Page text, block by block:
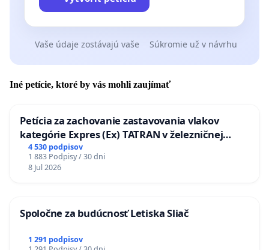
Vaše údaje zostávajú vaše Súkromie už v návrhu
Iné petície, ktoré by vás mohli zaujímať
Petícia za zachovanie zastavovania vlakov
kategórie Expres (Ex) TATRAN v železničnej
stanici Púchov
4 530 podpisov
1 883 Podpisy / 30 dni
8 Jul 2026
Spoločne za budúcnosť Letiska Sliač
1 291 podpisov